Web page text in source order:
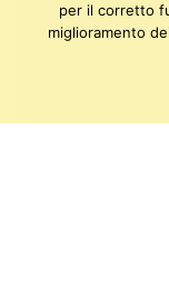
per il corretto
miglioramento